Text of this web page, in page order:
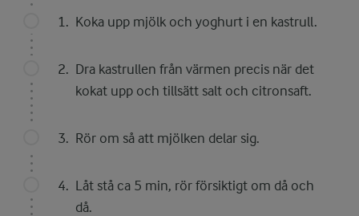
Koka upp mjölk och yoghurt i en kastrull.
Dra kastrullen från värmen precis när det
kokat upp och tillsätt salt och citronsaft.
Rör om så att mjölken delar sig.
Låt stå ca 5 min, rör försiktigt om då och
då.